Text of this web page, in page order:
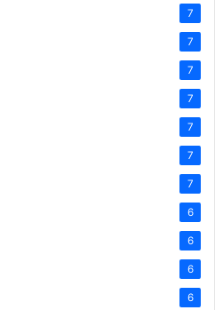
7
7
7
7
7
7
7
6
6
6
6